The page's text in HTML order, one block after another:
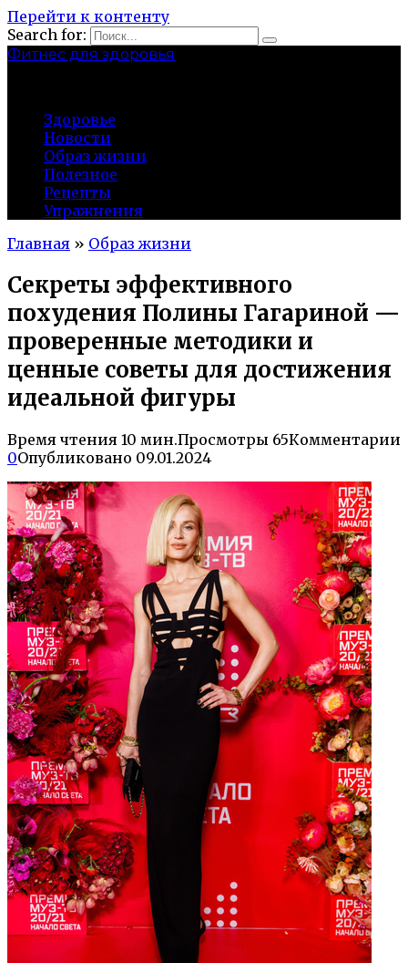
Перейти к контенту
Search for:
Фитнес для здоровья
Здоровье
Новости
Образ жизни
Полезное
Рецепты
Упражнения
Главная » Образ жизни
Секреты эффективного
похудения Полины Гагариной —
проверенные методики и
ценные советы для достижения
идеальной фигуры
Время чтения 10 мин.Просмотры 65Комментарии
0Опубликовано 09.01.2024